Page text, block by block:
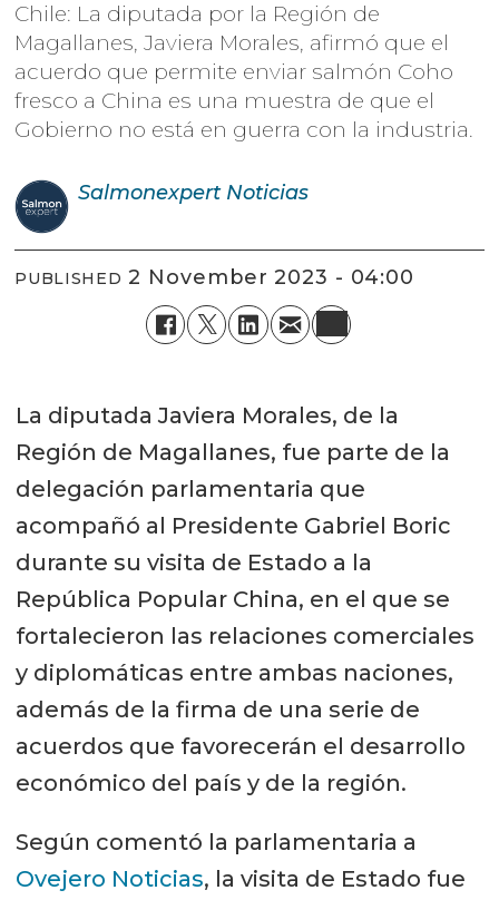
Chile: La diputada por la Región de
Magallanes, Javiera Morales, afirmó que el
acuerdo que permite enviar salmón Coho
fresco a China es una muestra de que el
Gobierno no está en guerra con la industria.
Salmonexpert Noticias
PUBLISHED 2 November 2023 - 04:00
La diputada Javiera Morales, de la
Región de Magallanes, fue parte de la
delegación parlamentaria que
acompañó al Presidente Gabriel Boric
durante su visita de Estado a la
República Popular China, en el que se
fortalecieron las relaciones comerciales
y diplomáticas entre ambas naciones,
además de la firma de una serie de
acuerdos que favorecerán el desarrollo
económico del país y de la región.
Según comentó la parlamentaria a
Ovejero Noticias, la visita de Estado fue